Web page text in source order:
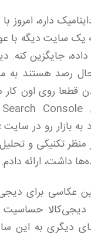
داره،
یک سایت دیگه با
جایگزین کنه.
رصد هستند به
قطعا روی اون کار
منظر تکنیکی و
داشت، ارائه دادم.
عکاسی برای
حساسیت
دیگری به این